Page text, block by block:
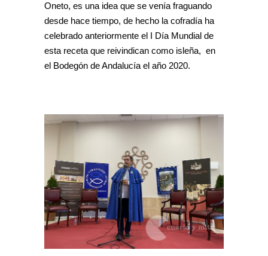
Oneto, es una idea que se venía fraguando
desde hace tiempo, de hecho la cofradía ha
celebrado anteriormente el I Día Mundial de
esta receta que reivindican como isleña, en
el Bodegón de Andalucía el año 2020.